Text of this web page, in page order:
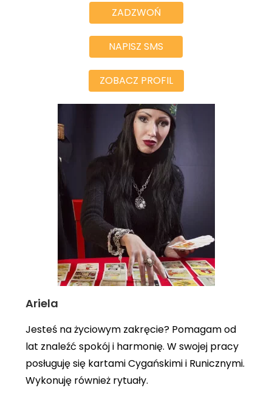
ZADZWOŃ
NAPISZ SMS
ZOBACZ PROFIL
Ariela
Jesteś na życiowym zakręcie? Pomagam od
lat znaleźć spokój i harmonię. W swojej pracy
posługuję się kartami Cygańskimi i Runicznymi.
Wykonuję również rytuały.